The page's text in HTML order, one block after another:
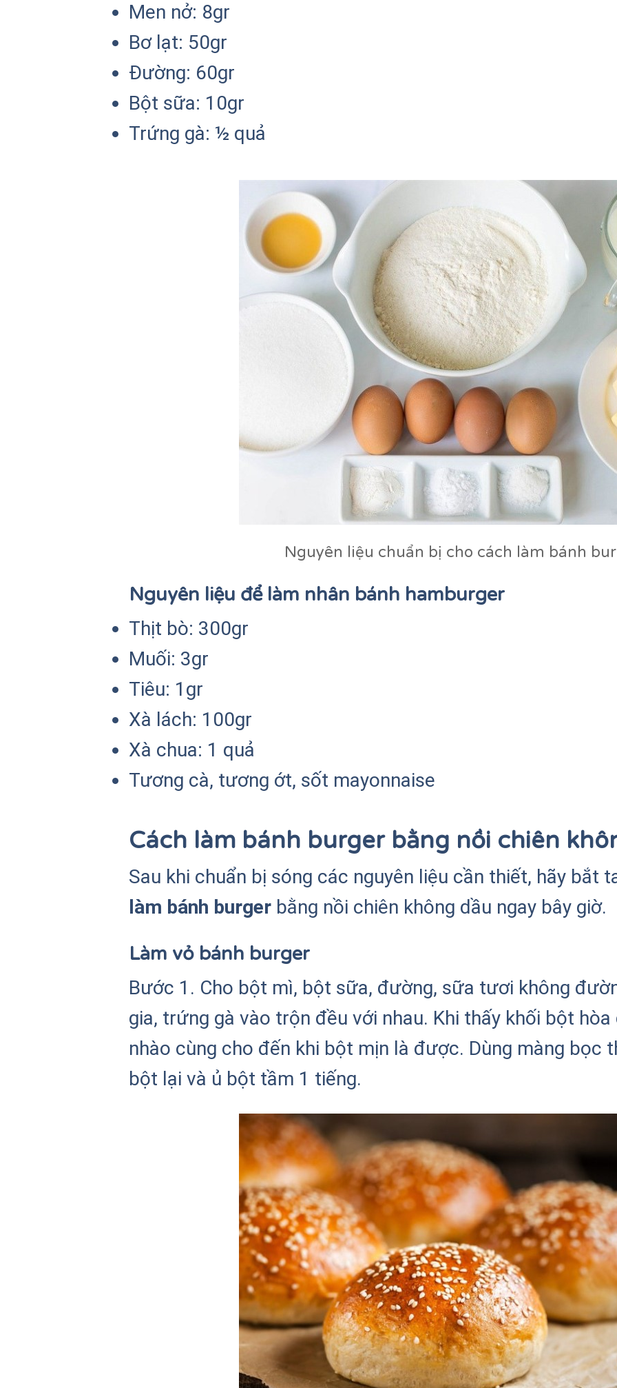
Men nở: 8gr
Bơ lạt: 50gr
Đường: 60gr
Bột sữa: 10gr
Trứng gà: ½ quả
Nguyên liệu chuẩn bị cho cách làm bánh
Nguyên liệu để làm nhân bánh hamburger
Thịt bò: 300gr
Muối: 3gr
Tiêu: 1gr
Xà lách: 100gr
Xà chua: 1 quả
Tương cà, tương ớt, sốt mayonnaise
Cách làm bánh burger bằng nồi chiên
Sau khi chuẩn bị sóng các nguyên liệu cần thiết, hãy bắt
làm bánh burger bằng nồi chiên không dầu ngay bây giờ.
Làm vỏ bánh burger
Bước 1. Cho bột mì, bột sữa, đường, sữa tươi không
gia, trứng gà vào trộn đều với nhau. Khi thấy khối bột
nhào cùng cho đến khi bột mịn là được. Dùng màng bọc
bột lại và ủ bột tầm 1 tiếng.